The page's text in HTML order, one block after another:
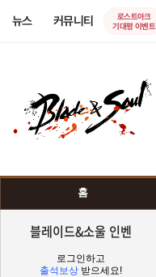
뉴스 커뮤니티
로스트아크
기대평 이벤트
홈
블레이드&소울 인벤
로그인하고
출석보상 받으세요!